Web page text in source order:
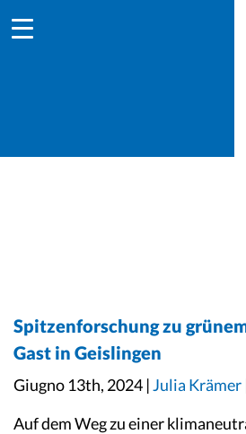
Spitzenforschung zu
Gast in Geislingen
Giugno 13th, 2024 |Julia Krämer
Auf dem Weg zu einer